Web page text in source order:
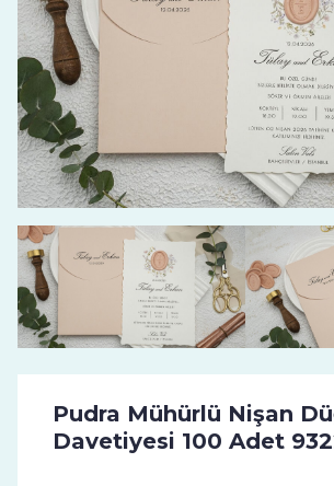
Pudra Mühürlü Nişan
Davetiyesi 100 Adet